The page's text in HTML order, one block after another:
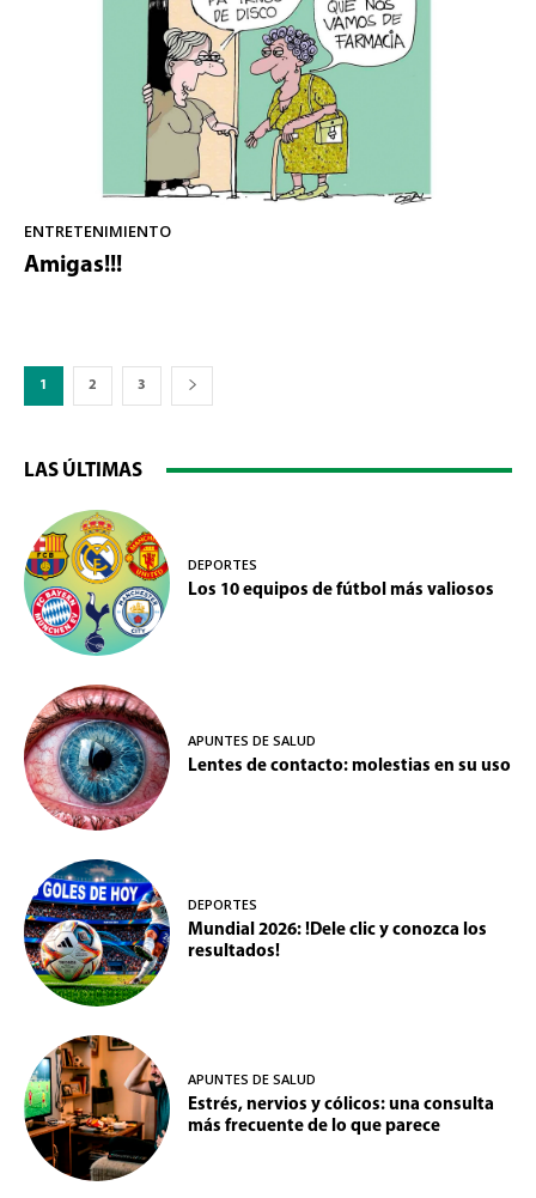
ENTRETENIMIENTO
Amigas!!!
1 2 3
LAS ÚLTIMAS
DEPORTES
Los 10 equipos de fútbol más valiosos
APUNTES DE SALUD
Lentes de contacto: molestias en su uso
DEPORTES
Mundial 2026: !Dele clic y conozca los
resultados!
APUNTES DE SALUD
Estrés, nervios y cólicos: una consulta
más frecuente de lo que parece